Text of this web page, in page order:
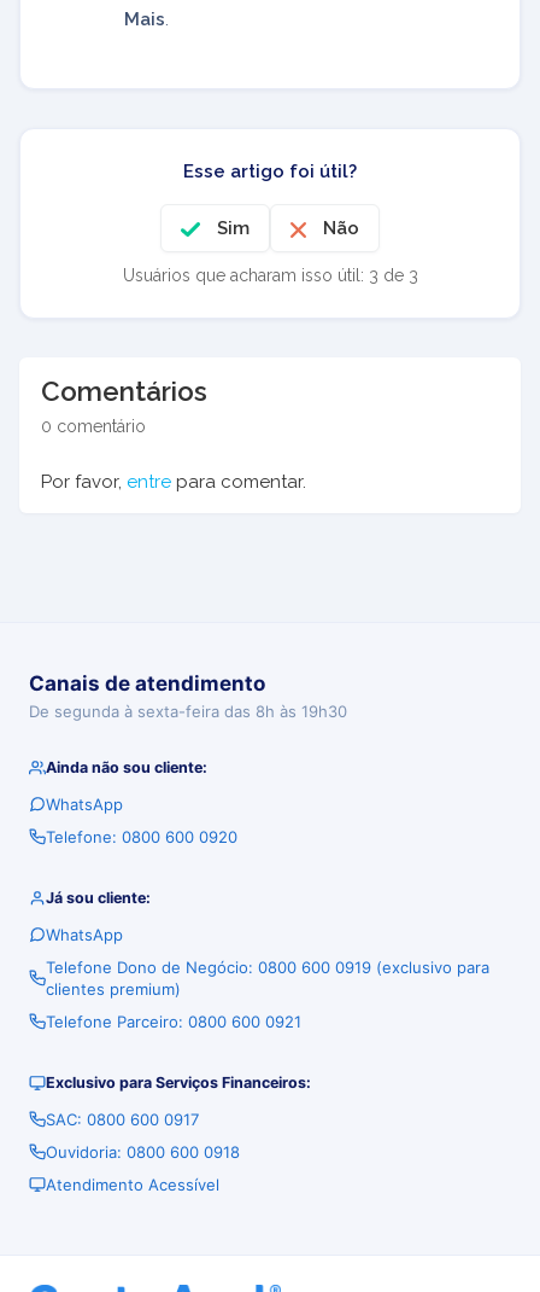
Mais.
Esse artigo foi útil?
Sim Não
Usuários que acharam isso útil: 3 de 3
Comentários
0 comentário
Por favor, entre para comentar.
Canais de atendimento
De segunda à sexta-feira das 8h às 19h30
Ainda não sou cliente:
WhatsApp
Telefone: 0800 600 0920
Já sou cliente:
WhatsApp
Telefone Dono de Negócio: 0800 600 0919 (exclusivo para
clientes premium)
Telefone Parceiro: 0800 600 0921
Exclusivo para Serviços Financeiros:
SAC: 0800 600 0917
Ouvidoria: 0800 600 0918
Atendimento Acessível